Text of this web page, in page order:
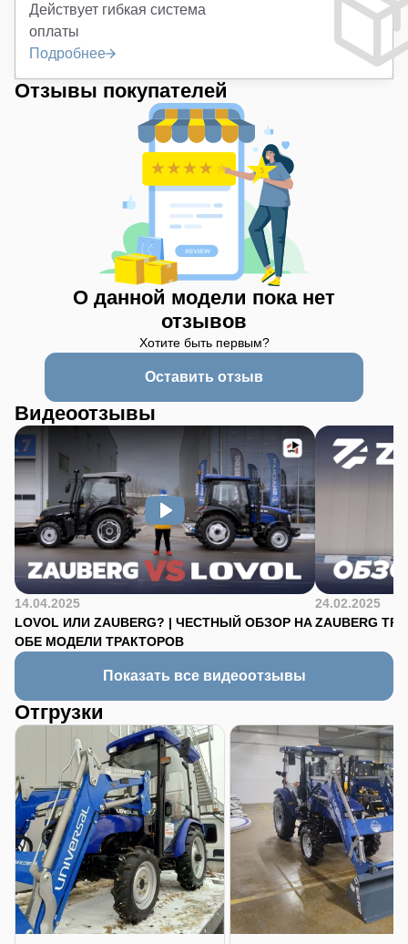
Действует гибкая система
оплаты
Подробнее
Отзывы покупателей
О данной модели пока нет
отзывов
Хотите быть первым?
Оставить отзыв
Видеоотзывы
14.04.2025
LOVOL ИЛИ ZAUBERG? | ЧЕСТНЫЙ ОБЗОР НА
ОБЕ МОДЕЛИ ТРАКТОРОВ
24.02.2025
ZAUBERG
Показать все видеоотзывы
Отгрузки